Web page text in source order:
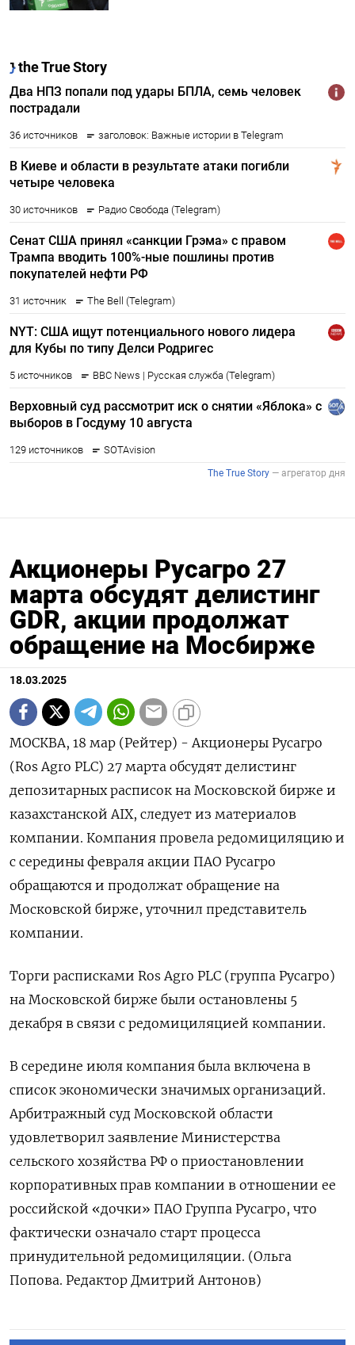
Акционеры Русагро 27
марта обсудят делистинг
GDR, акции продолжат
обращение на Мосбирже
18.03.2025
МОСКВА, 18 мар (Рейтер) - Акционеры Русагро
(Ros Agro PLC) 27 марта обсудят делистинг
депозитарных расписок на Московской бирже и
казахстанской AIX, следует из материалов
компании. Компания провела редомициляцию и
с середины февраля акции ПАО Русагро
обращаются и продолжат обращение на
Московской бирже, уточнил представитель
компании.
Торги расписками Ros Agro PLC (группа Русагро)
на Московской бирже были остановлены 5
декабря в связи с редомициляцией компании.
В середине июля компания была включена в
список экономически значимых организаций.
Арбитражный суд Московской области
удовлетворил заявление Министерства
сельского хозяйства РФ о приостановлении
корпоративных прав компании в отношении ее
российской «дочки» ПАО Группа Русагро, что
фактически означало старт процесса
принудительной редомициляции. (Ольга
Попова. Редактор Дмитрий Антонов)